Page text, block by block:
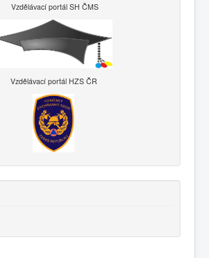
Vzdělávací portál SH ČMS
Vzdělávací portál HZS ČR